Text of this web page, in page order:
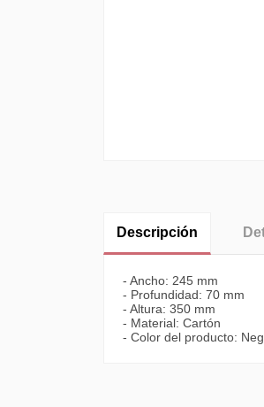
Descripción
- Ancho: 245 mm
- Profundidad: 70 mm
- Altura: 350 mm
- Material: Cartón
- Color del producto: